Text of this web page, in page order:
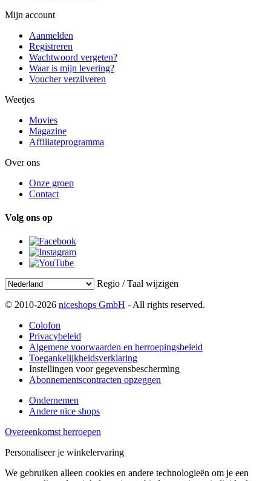
Mijn account
Aanmelden
Registreren
Wachtwoord vergeten?
Waar is mijn levering?
Voucher verzilveren
Weetjes
Movies
Magazine
Affiliateprogramma
Over ons
Onze groep
Contact
Volg ons op
Regio / Taal wijzigen
© 2010-2026 niceshops GmbH - All rights reserved.
Colofon
Privacybeleid
Algemene voorwaarden en herroepingsbeleid
Toegankelijkheidsverklaring
Instellingen voor gegevensbescherming
Abonnementscontracten opzeggen
Ondernemen
Andere nice shops
Overeenkomst herroepen
Personaliseer je winkelervaring
We gebruiken alleen cookies en andere technologieën om je een